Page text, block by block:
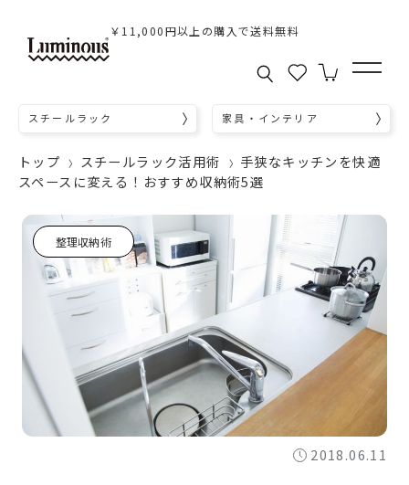
￥11,000円以上の購入で送料無料
スチールラック 家具・インテリア
トップ スチールラック活用術
手狭なキッチンを快適
スペースに変える！おすすめ収納術5選
整理収納術
2018.06.11